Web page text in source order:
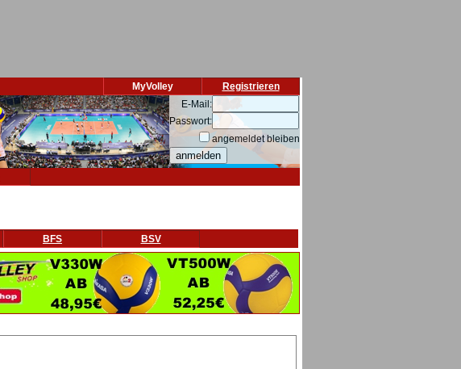
Registrieren
MyVolley
E-Mail:
Passwort:
angemeldet bleiben
BFS BSV